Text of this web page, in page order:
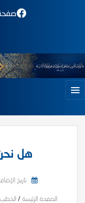
هل
تاريخ
الصفحة الرئيسة /